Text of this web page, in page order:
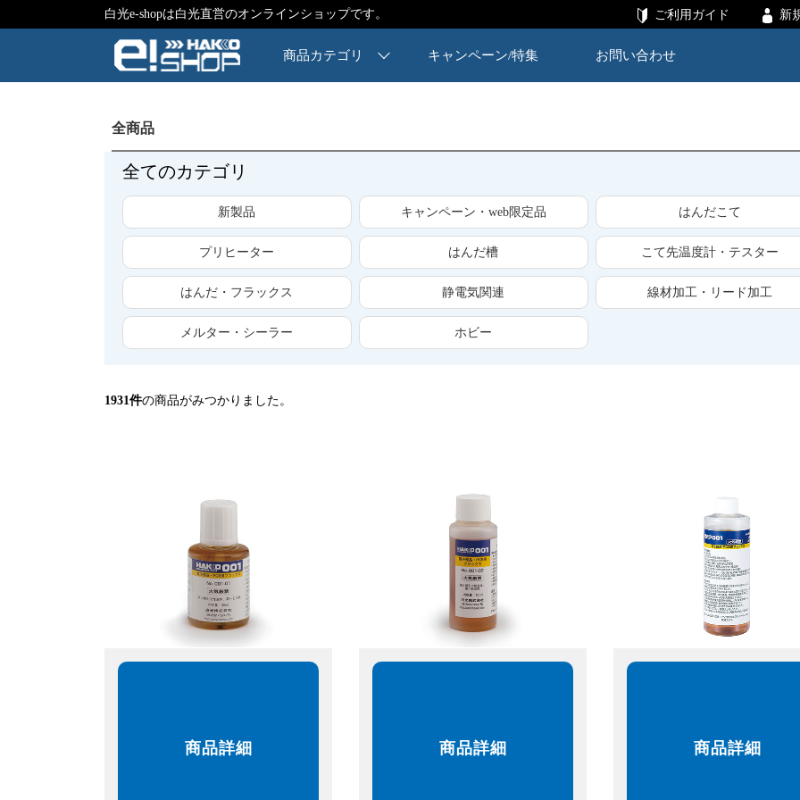
白光e-shopは白光直営のオンラインショップです。 ご利用ガイド 新
商品カテゴリ キャンペーン/特集 お問い合わせ
全商品
全てのカテゴリ
新製品 キャンペーン・web限定品 はんだこて
プリヒーター はんだ槽 こて先温度計・テスター
はんだ・フラックス 静電気関連 線材加工・リード加工
メルター・シーラー ホビー
1931件の商品がみつかりました。
商品詳細 商品詳細 商品詳細